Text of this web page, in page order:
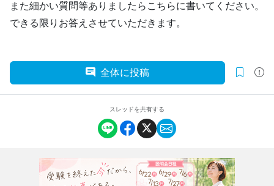
また細かい質問等ありましたらこちらに書いてください。
できる限りお答えさせていただきます。
全体に投稿
スレッドを共有する